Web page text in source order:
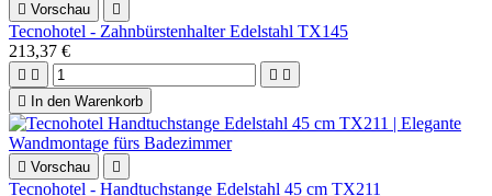
 Vorschau 
Tecnohotel - Zahnbürstenhalter Edelstahl TX145
213,37 €
   

In den Warenkorb
 Vorschau 
Tecnohotel - Handtuchstange Edelstahl 45 cm TX211